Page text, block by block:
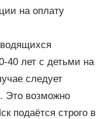
на оплату
40 лет с детьми на
следует
Это возможно
подаётся строго в